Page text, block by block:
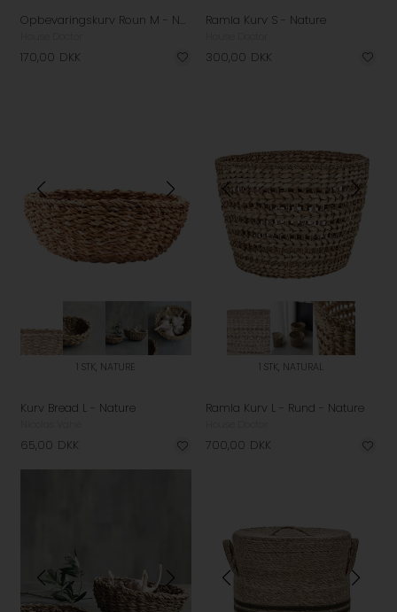
Opbevaringskurv Roun M - Nature
170,00 DKK
Ramla Kurv S - Nature
300,00 DKK
1 STK, NATURE
Kurv Bread L - Nature
65,00 DKK
1 STK, NATURAL
Ramla Kurv L - Rund - Nature
700,00 DKK